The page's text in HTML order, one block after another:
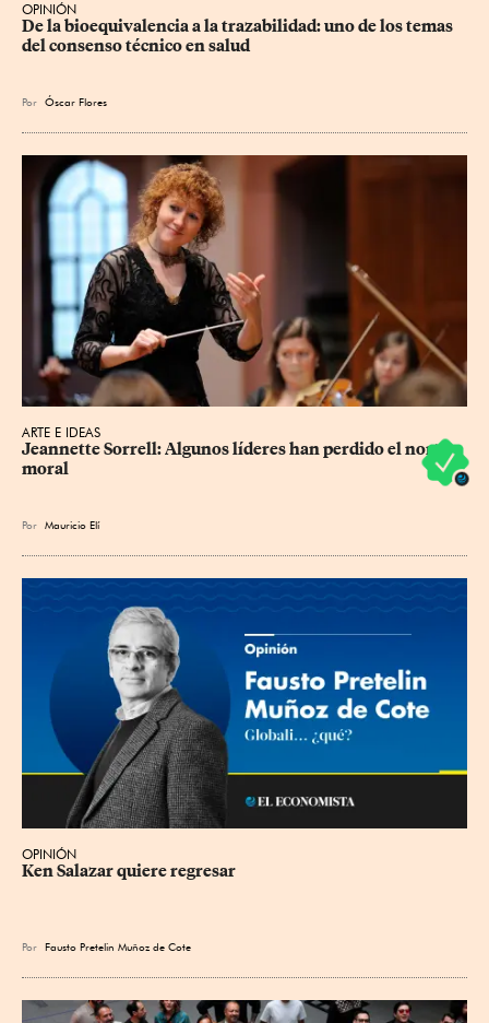
OPINIÓN
De la bioequivalencia a la trazabilidad: uno de los temas
del consenso técnico en salud
Por Óscar Flores
ARTE E IDEAS
Jeannette Sorrell: Algunos líderes han perdido el norte
moral
Por Mauricio Elí
OPINIÓN
Ken Salazar quiere regresar
Por Fausto Pretelin Muñoz de Cote